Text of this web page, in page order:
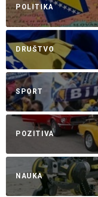
POLITIKA
DRUŠTVO
SPORT
POZITIVA
NAUKA